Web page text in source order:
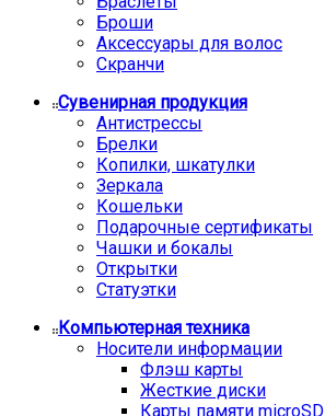
Броши
Аксессуары для волос
Скранчи
Сувенирная продукция
Антистрессы
Брелки
Копилки, шкатулки
Зеркала
Кошельки
Подарочные сертификаты
Чашки и бокалы
Открытки
Статуэтки
Компьютерная техника
Носители информации
Флэш карты
Жесткие диски
Карты памяти microSD